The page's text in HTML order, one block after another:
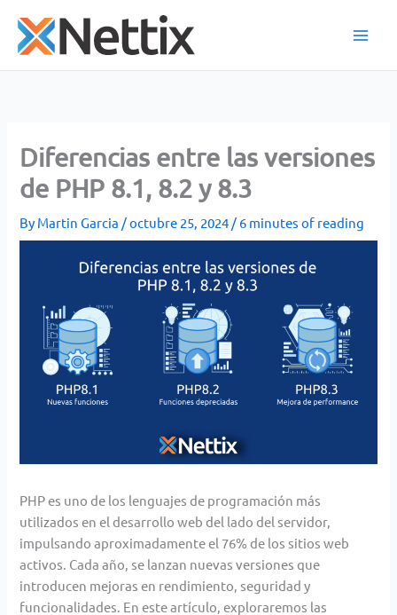
content
Diferencias entre las versiones
de PHP 8.1, 8.2 y 8.3
By Martin Garcia /octubre 25, 2024 / 6 minutes of reading
PHP es uno de los lenguajes de programación más
utilizados en el desarrollo web del lado del servidor,
impulsando aproximadamente el 76% de los sitios web
activos. Cada año, se lanzan nuevas versiones que
introducen mejoras en rendimiento, seguridad y
funcionalidades. En este artículo, exploraremos las